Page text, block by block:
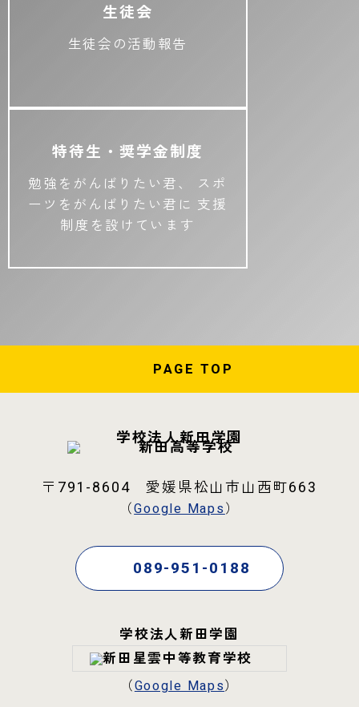
生徒会
生徒会の活動報告
特待生・奨学金制度
勉強をがんばりたい君、
スポ
ーツをがんばりたい君に 支援
制度を設けています
PAGE TOP
学校法人新田学園
〒791-8604 愛媛県松山市山西町663
（Google Maps）
089-951-0188
学校法人新田学園
（Google Maps）